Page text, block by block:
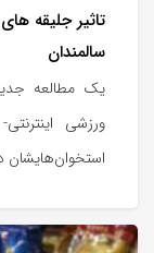
تاثیر جلیقه
سالمندان
یک مطالعه
ورزشی